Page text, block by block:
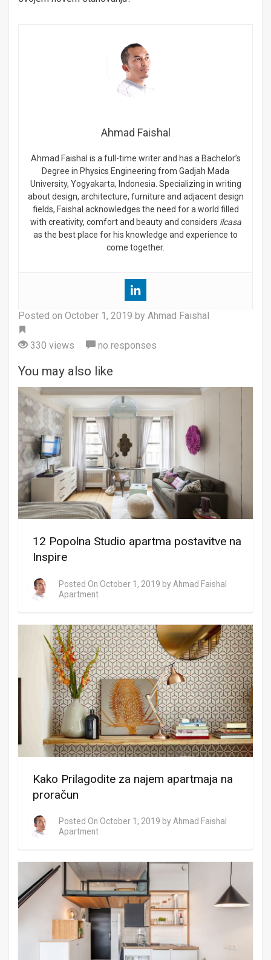
Ahmad Faishal
Ahmad Faishal is a full-time writer and has a Bachelor’s
Degree in Physics Engineering from Gadjah Mada
University, Yogyakarta, Indonesia. Specializing in writing
about design, architecture, furniture and adjacent design
fields, Faishal acknowledges the need for a world filled
with creativity, comfort and beauty and considers ilcasa
as the best place for his knowledge and experience to
come together.
Posted on October 1, 2019 by Ahmad Faishal
330 views
no responses
You may also like
12 Popolna Studio apartma postavitve na
Inspire
Posted On October 1, 2019 by Ahmad Faishal
Apartment
Kako Prilagodite za najem apartmaja na
proračun
Posted On October 1, 2019 by Ahmad Faishal
Apartment